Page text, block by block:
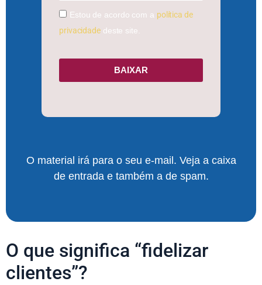
Estou de acordo com a política de
privacidadedeste site.
BAIXAR
O material irá para o seu e-mail. Veja a caixa
de entrada e também a de spam.
O que significa “fidelizar
clientes”?